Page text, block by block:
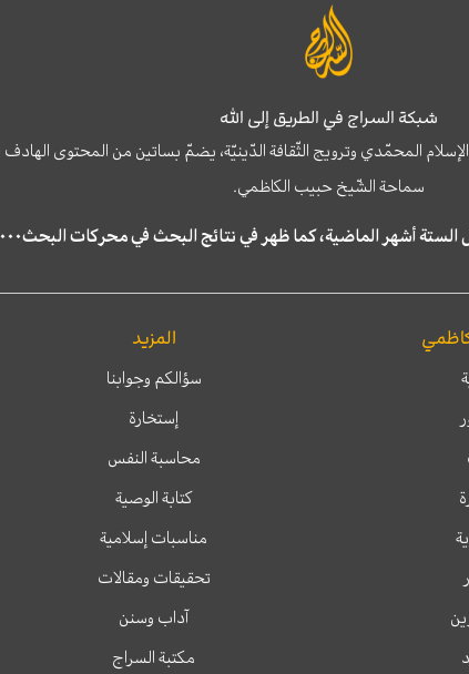
شبكة السراج في الطريق إلى الله
المحمّدي وترويج الثّقافة الدّينيّة، يضمّ بساتين من المحتوى
سماحة الشّيخ حبيب الكاظمي.
المزيد
سؤالكم وجوابنا
إستخارة
محاسبة النفس
كتابة الوصية
مناسبات إسلامية
تحقيقات ومقالات
آداب وسنن
مكتبة السراج